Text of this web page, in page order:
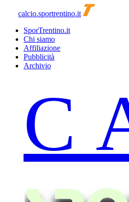
calcio.sportrentino.it
SporTrentino.it
Chi siamo
Affiliazione
Pubblicità
Archivio